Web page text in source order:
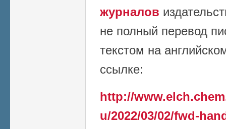
журналов
не полный перевод
текстом на
ссылке:
http://
u/2022/03/02/fwd-